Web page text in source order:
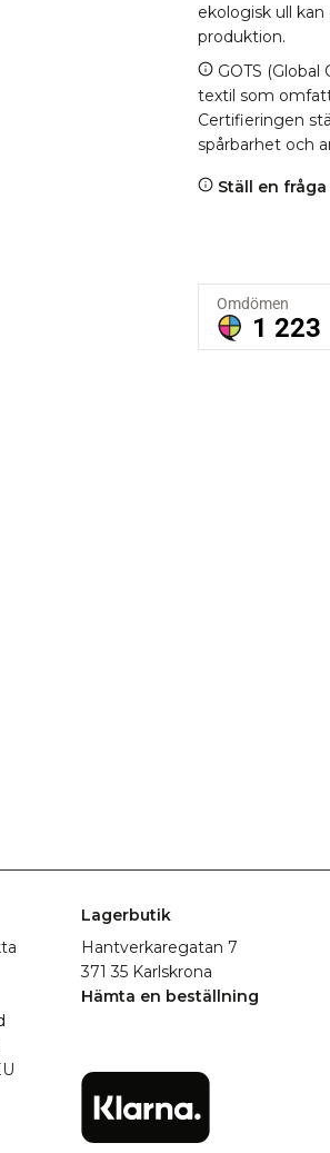
ekologisk ull
produktion.
GOTS (Global
textil som
Certifieringen
spårbarhet och
Ställ en
Lagerbutik
Hantverkaregatan 7
371 35 Karlskrona
Hämta en beställning